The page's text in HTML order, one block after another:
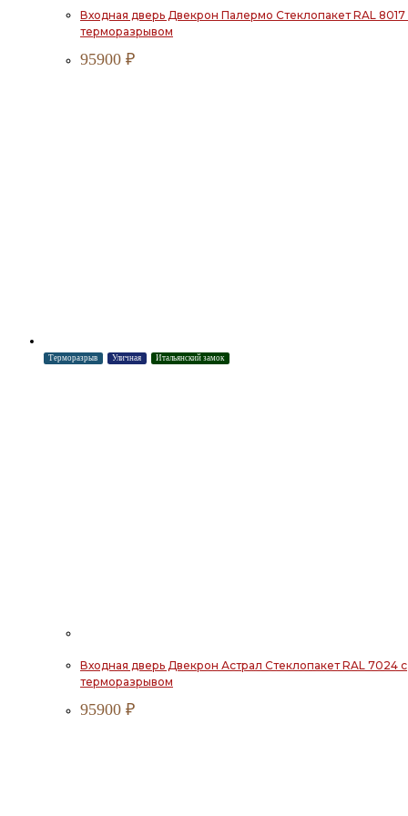
Входная дверь Двекрон Палермо Стеклопакет RAL 8017
терморазрывом
95900 ₽
Терморазрыв Уличная Итальянский замок
Входная дверь Двекрон Астрал Стеклопакет RAL 7024 с
терморазрывом
95900 ₽